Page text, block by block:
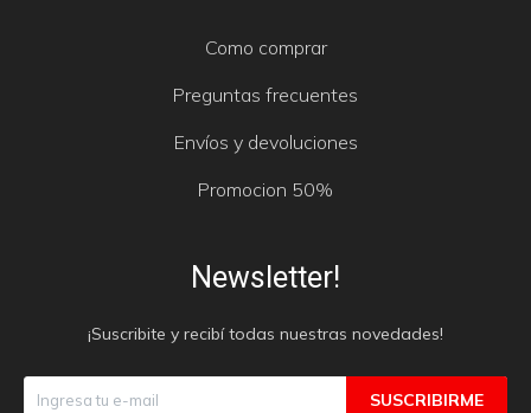
Como comprar
Preguntas frecuentes
Envíos y devoluciones
Promocion 50%
Newsletter!
¡Suscribite y recibí todas nuestras novedades!
SUSCRIBIRME